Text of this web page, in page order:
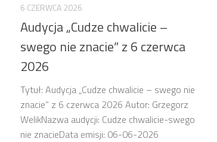
6 CZERWCA 2026
Audycja „Cudze chwalicie –
swego nie znacie” z 6 czerwca
2026
Tytuł: Audycja „Cudze chwalicie – swego nie
znacie” z 6 czerwca 2026 Autor: Grzegorz
WelikNazwa audycji: Cudze chwalicie-swego
nie znacieData emisji: 06-06-2026